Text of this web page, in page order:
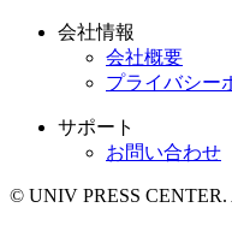
会社情報
会社概要
プライバシー
サポート
お問い合わせ
© UNIV PRESS